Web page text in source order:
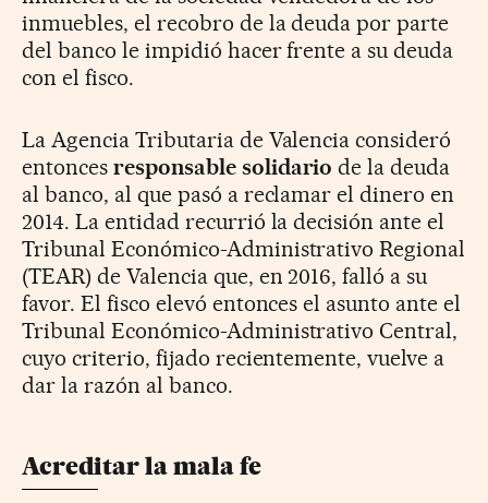
inmuebles, el recobro de la deuda por parte
del banco le impidió hacer frente a su deuda
con el fisco.
La Agencia Tributaria de Valencia consideró
entonces responsable solidario de la deuda
al banco, al que pasó a reclamar el dinero en
2014. La entidad recurrió la decisión ante el
Tribunal Económico-Administrativo Regional
(TEAR) de Valencia que, en 2016, falló a su
favor. El fisco elevó entonces el asunto ante el
Tribunal Económico-Administrativo Central,
cuyo criterio, fijado recientemente, vuelve a
dar la razón al banco.
Acreditar la mala fe